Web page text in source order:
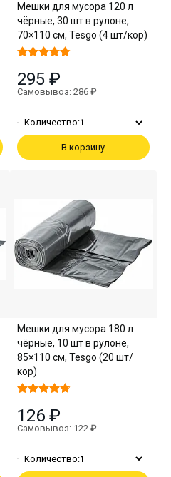
Мешки для мусора 120 л
чёрные, 30 шт в рулоне,
70×110 см, Tesgo (4 шт/кор)
295 ₽
Самовывоз: 286 ₽
Количество:1
В корзину
Мешки для мусора 180 л
чёрные, 10 шт в рулоне,
85×110 см, Tesgo (20 шт/
кор)
126 ₽
Самовывоз: 122 ₽
Количество:1